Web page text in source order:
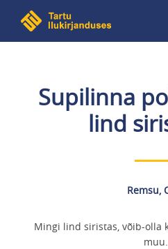
edasi
Supilinna
lind
Remsu,
Mingi lind siristas, võib-olla
muu.